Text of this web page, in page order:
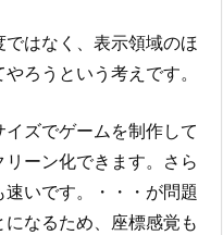
はなく、表示領域のほ
ろうという考えです。
ズでゲームを制作して
ーン化できます。さら
いです。・・・が問題
なるため、座標感覚も